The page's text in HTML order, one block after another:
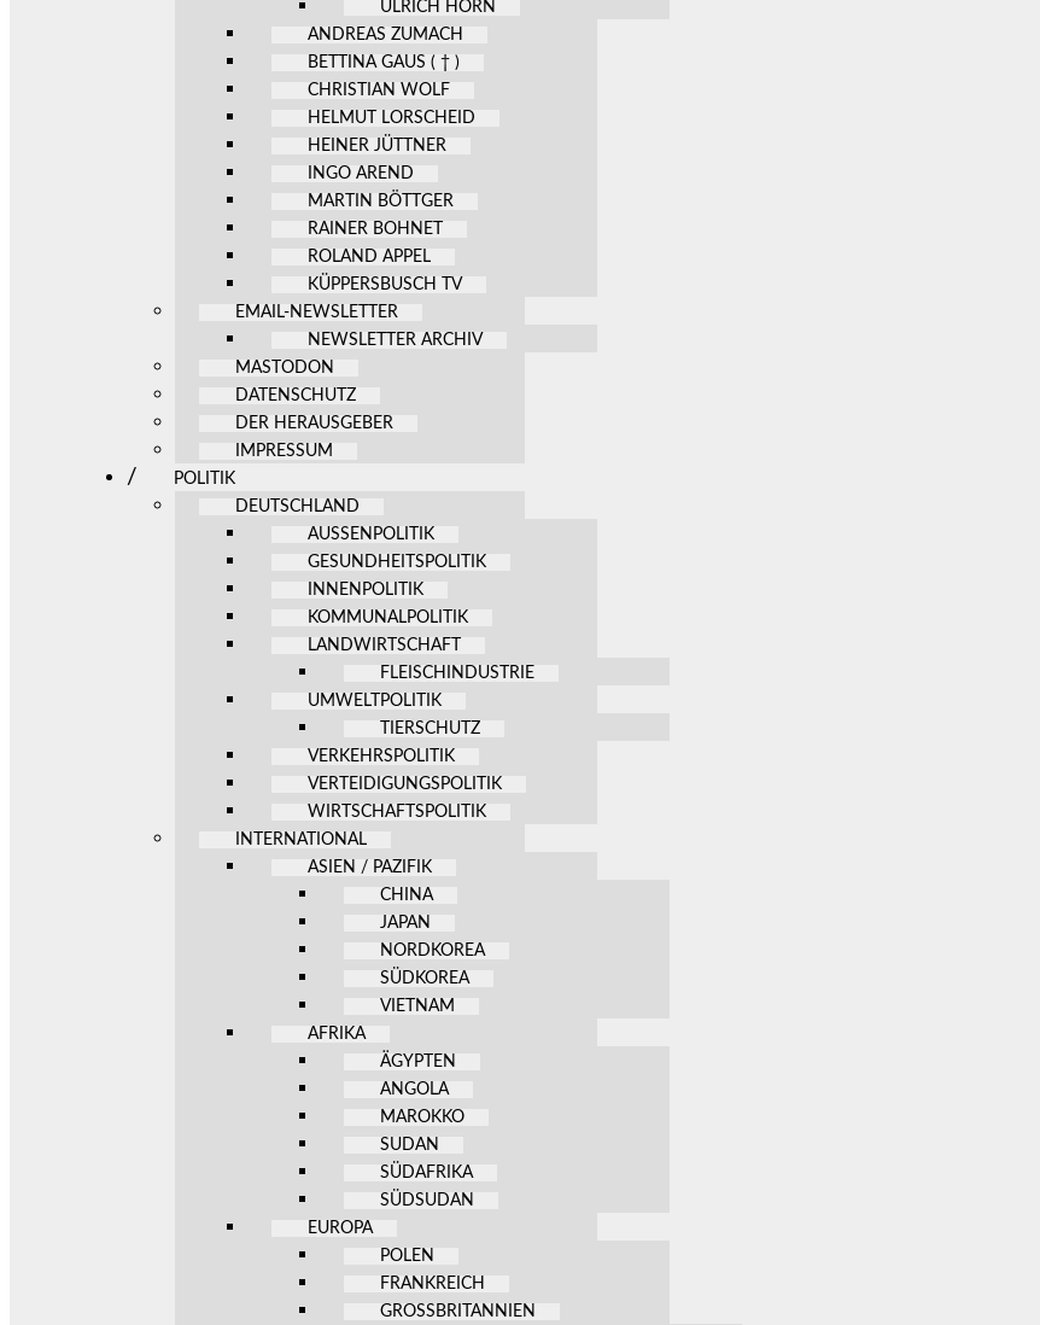
ULRICH HORN
ANDREAS ZUMACH
BETTINA GAUS ( † )
CHRISTIAN WOLF
HELMUT LORSCHEID
HEINER JÜTTNER
INGO AREND
MARTIN BÖTTGER
RAINER BOHNET
ROLAND APPEL
KÜPPERSBUSCH TV
EMAIL-NEWSLETTER
NEWSLETTER ARCHIV
MASTODON
DATENSCHUTZ
DER HERAUSGEBER
IMPRESSUM
POLITIK
DEUTSCHLAND
AUSSENPOLITIK
GESUNDHEITSPOLITIK
INNENPOLITIK
KOMMUNALPOLITIK
LANDWIRTSCHAFT
FLEISCHINDUSTRIE
UMWELTPOLITIK
TIERSCHUTZ
VERKEHRSPOLITIK
VERTEIDIGUNGSPOLITIK
WIRTSCHAFTSPOLITIK
INTERNATIONAL
ASIEN / PAZIFIK
CHINA
JAPAN
NORDKOREA
SÜDKOREA
VIETNAM
AFRIKA
ÄGYPTEN
ANGOLA
MAROKKO
SUDAN
SÜDAFRIKA
SÜDSUDAN
EUROPA
POLEN
FRANKREICH
GROSSBRITANNIEN